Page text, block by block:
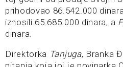
prihodovao 86.542.000
iznosili 65.685.000 dinara, a
dinara.
Direktorka Tanjuga, Branka